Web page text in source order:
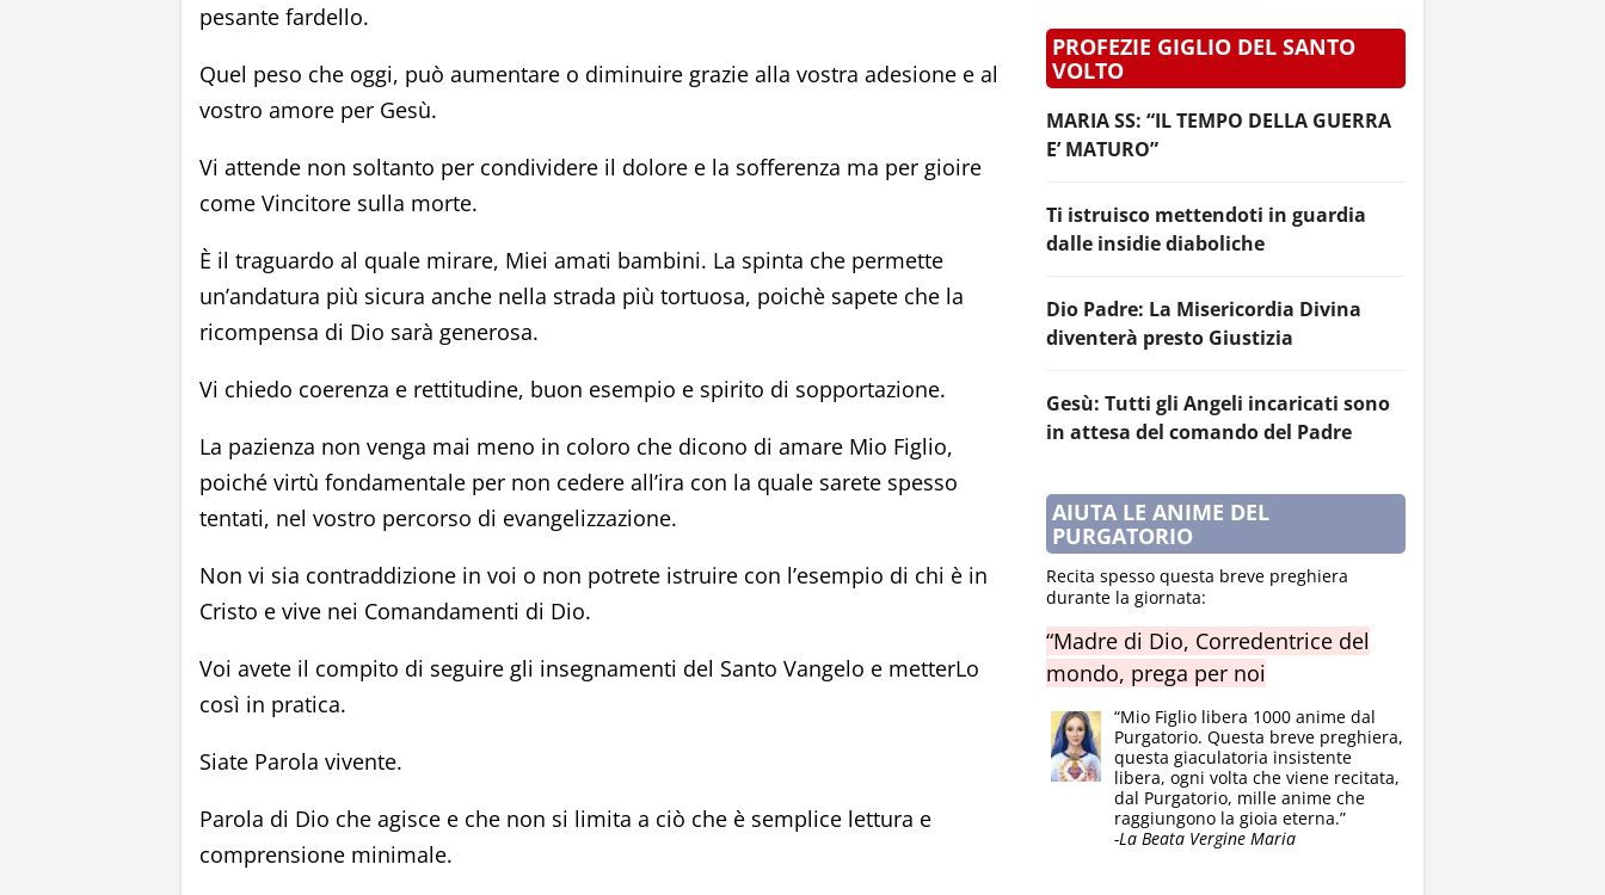
pesante fardello.
Quel peso che oggi, può aumentare o diminuire grazie alla vostra adesione e al
vostro amore per Gesù.
Vi attende non soltanto per condividere il dolore e la sofferenza ma per gioire
come Vincitore sulla morte.
È il traguardo al quale mirare, Miei amati bambini. La spinta che permette
un’andatura più sicura anche nella strada più tortuosa, poichè sapete che la
ricompensa di Dio sarà generosa.
Vi chiedo coerenza e rettitudine, buon esempio e spirito di sopportazione.
La pazienza non venga mai meno in coloro che dicono di amare Mio Figlio,
poiché virtù fondamentale per non cedere all’ira con la quale sarete spesso
tentati, nel vostro percorso di evangelizzazione.
Non vi sia contraddizione in voi o non potrete istruire con l’esempio di chi è in
Cristo e vive nei Comandamenti di Dio.
Voi avete il compito di seguire gli insegnamenti del Santo Vangelo e metterLo
così in pratica.
Siate Parola vivente.
Parola di Dio che agisce e che non si limita a ciò che è semplice lettura e
comprensione minimale.
PROFEZIE GIGLIO DEL SANTO
VOLTO
MARIA SS: “IL TEMPO DELLA GUERRA
E’ MATURO”
Ti istruisco mettendoti in guardia
dalle insidie diaboliche
Dio Padre: La Misericordia Divina
diventerà presto Giustizia
Gesù: Tutti gli Angeli incaricati sono
in attesa del comando del Padre
AIUTA LE ANIME DEL
PURGATORIO
Recita spesso questa breve preghiera
durante la giornata:
“Madre di Dio, Corredentrice del
mondo, prega per noi
“Mio Figlio libera 1000 anime dal
Purgatorio. Questa breve preghiera,
questa giaculatoria insistente
libera, ogni volta che viene recitata,
dal Purgatorio, mille anime che
raggiungono la gioia eterna.”
-La Beata Vergine Maria